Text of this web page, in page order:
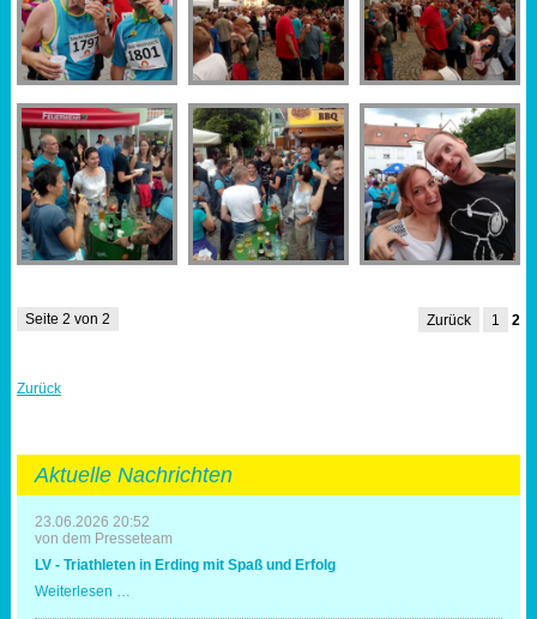
Seite 2 von 2 Zurück 1 2
Zurück
Aktuelle Nachrichten
23.06.2026 20:52
von dem Presseteam
LV - Triathleten in Erding mit Spaß und Erfolg
Weiterlesen …